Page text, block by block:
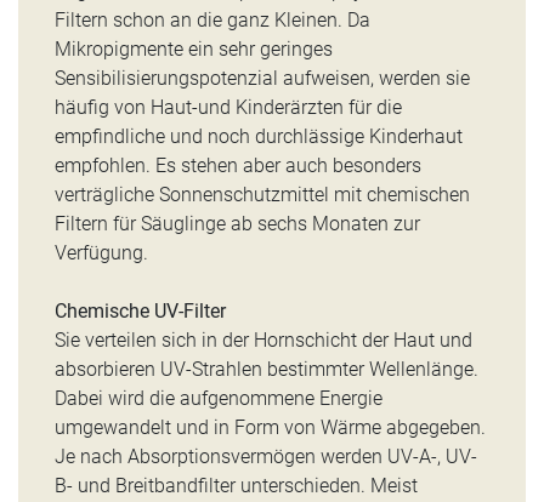
Filtern schon an die ganz Kleinen. Da
Mikropigmente ein sehr geringes
Sensibilisierungspotenzial aufweisen, werden sie
häufig von Haut-und Kinderärzten für die
empfindliche und noch durchlässige Kinderhaut
empfohlen. Es stehen aber auch besonders
verträgliche Sonnenschutzmittel mit chemischen
Filtern für Säuglinge ab sechs Monaten zur
Verfügung.
Chemische UV-Filter
Sie verteilen sich in der Hornschicht der Haut und
absorbieren UV-Strahlen bestimmter Wellenlänge.
Dabei wird die aufgenommene Energie
umgewandelt und in Form von Wärme abgegeben.
Je nach Absorptionsvermögen werden UV-A-, UV-
B- und Breitbandfilter unterschieden. Meist